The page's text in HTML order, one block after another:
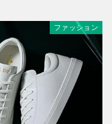
ファッション